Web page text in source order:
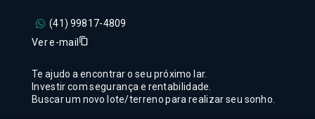
(41) 99817-4809
Ver e-mail
Te ajudo a encontrar o seu próximo lar.
Investir com segurança e rentabilidade.
Buscar um novo lote/terreno para realizar seu sonho.